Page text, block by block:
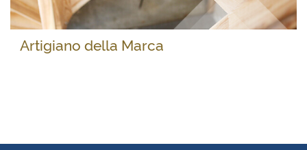
Artigiano della Marca